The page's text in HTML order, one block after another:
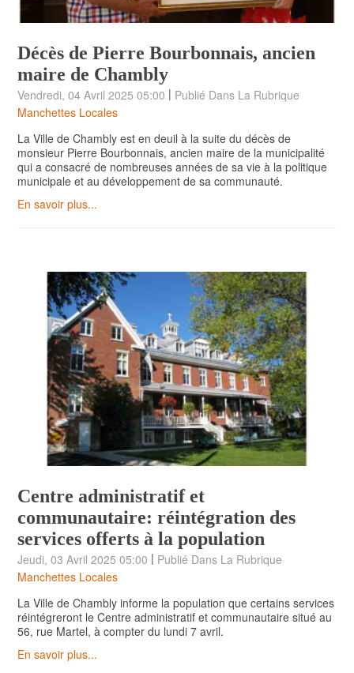
Décès de Pierre Bourbonnais, ancien
maire de Chambly
Vendredi, 04 Avril 2025 05:00 | Publié Dans La Rubrique
Manchettes Locales
La Ville de Chambly est en deuil à la suite du décès de
monsieur Pierre Bourbonnais, ancien maire de la municipalité
qui a consacré de nombreuses années de sa vie à la politique
municipale et au développement de sa communauté.
En savoir plus...
Centre administratif et
communautaire: réintégration des
services offerts à la population
Jeudi, 03 Avril 2025 05:00 | Publié Dans La Rubrique
Manchettes Locales
La Ville de Chambly informe la population que certains services
réintégreront le Centre administratif et communautaire situé au
56, rue Martel, à compter du lundi 7 avril.
En savoir plus...